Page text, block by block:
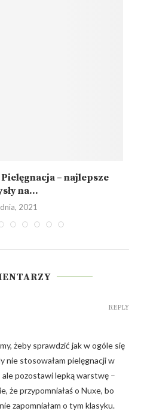
– najlepsze
na...
2021
żeby sprawdzić jak w ogóle się
nie stosowałam pielęgnacji w
ale pozostawi lepką warstwę –
że przypomniałaś o Nuxe, bo
zapomniałam o tym klasyku.
REPLY